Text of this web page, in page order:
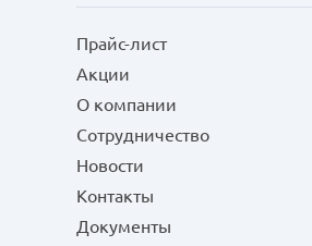
Прайс-лист
Акции
О компании
Сотрудничество
Новости
Контакты
Документы